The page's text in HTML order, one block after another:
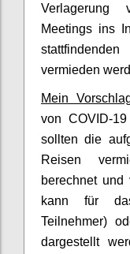
Verlagerung
Meetings ins
vermieden
Mein
von COVID-
sollten die
Reisen
berechnet und
kann für
Teilnehmer)
dargestellt